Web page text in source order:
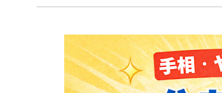
た
の
超
践
Paypal
完
全
対